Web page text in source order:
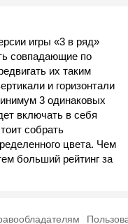
игры «3 в ряд»
совпадающие по
их таким
и горизонтали
3 одинаковых
включать в себя
собрать
цвета. Чем
больший рейтинг за